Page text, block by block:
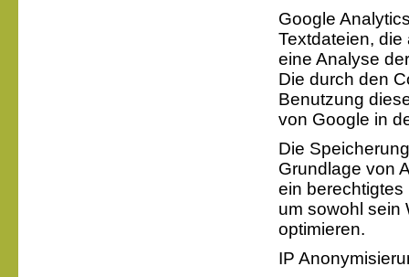
Google
Textdateien,
eine Analyse
Die durch den
Benutzung
von Google in
Die
Grundlage von
ein
um sowohl sein
optimieren.
IP